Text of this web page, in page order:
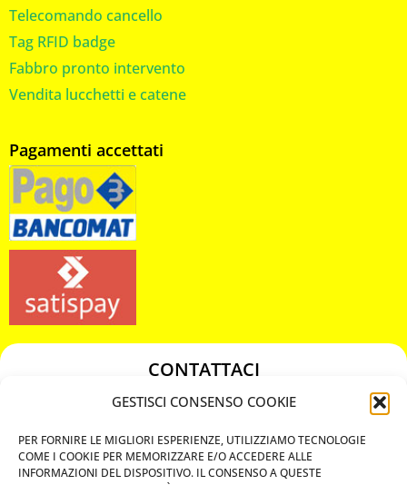
GESTISCI CONSENSO COOKIE
PER FORNIRE LE MIGLIORI ESPERIENZE, UTILIZZIAMO TECNOLOGIE
COME I COOKIE PER MEMORIZZARE E/O ACCEDERE ALLE
INFORMAZIONI DEL DISPOSITIVO. IL CONSENSO A QUESTE
Telecomando cancello
Tag RFID badge
Fabbro pronto intervento
Vendita lucchetti e catene
Pagamenti accettati
CONTATTACI
349 3863811
chiavicodificate@gmail.com